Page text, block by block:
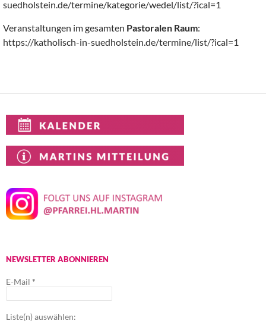
suedholstein.de/termine/kategorie/wedel/list/?ical=1
Veranstaltungen im gesamten Pastoralen Raum:
https://katholisch-in-suedholstein.de/termine/list/?ical=1
NEWSLETTER ABONNIEREN
E-Mail *
Liste(n) auswählen: